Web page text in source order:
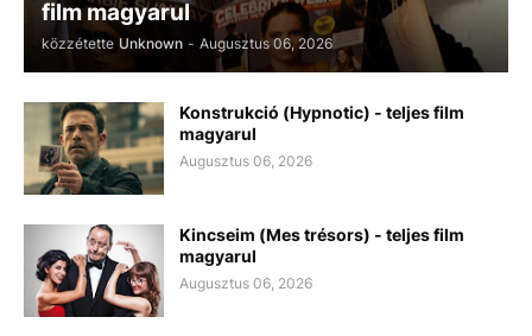
film magyarul
közzétette Unknown - Augusztus 06, 2026
Konstrukció (Hypnotic) - teljes film
magyarul
Augusztus 06, 2026
Kincseim (Mes trésors) - teljes film
magyarul
Augusztus 06, 2026